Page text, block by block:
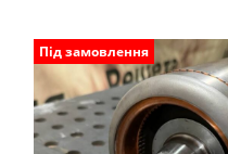
Під замовлення